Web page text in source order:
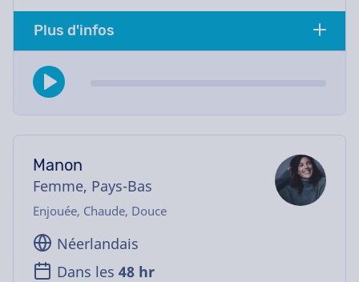
Plus d'infos
Manon
Femme, Pays-Bas
Enjouée, Chaude, Douce
Néerlandais
Dans les 48 hr